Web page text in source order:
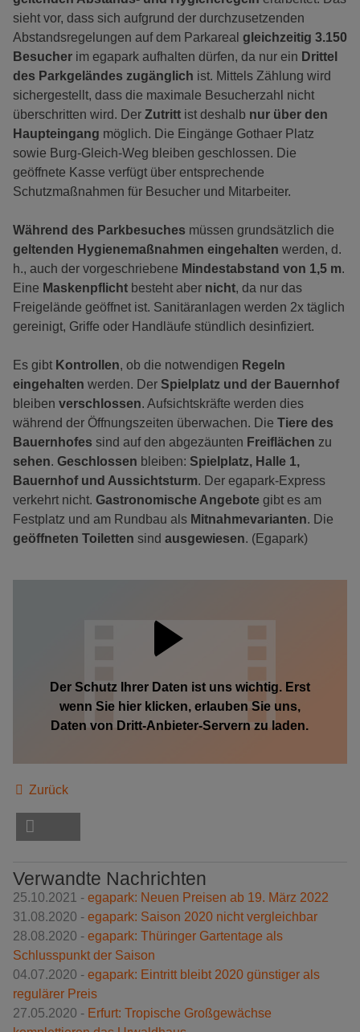
sieht vor, dass sich aufgrund der durchzusetzenden
Abstandsregelungen auf dem Parkareal gleichzeitig 3.150
Besucher im egapark aufhalten dürfen, da nur ein Drittel
des Parkgeländes zugänglich ist. Mittels Zählung wird
sichergestellt, dass die maximale Besucherzahl nicht
überschritten wird. Der Zutritt ist deshalb nur über den
Haupteingang möglich. Die Eingänge Gothaer Platz
sowie Burg-Gleich-Weg bleiben geschlossen. Die
geöffnete Kasse verfügt über entsprechende
Schutzmaßnahmen für Besucher und Mitarbeiter.
Während des Parkbesuches müssen grundsätzlich die
geltenden Hygienemaßnahmen eingehalten werden, d.
h., auch der vorgeschriebene Mindestabstand von 1,5 m.
Eine Maskenpflicht besteht aber nicht, da nur das
Freigelände geöffnet ist. Sanitäranlagen werden 2x täglich
gereinigt, Griffe oder Handläufe stündlich desinfiziert.
Es gibt Kontrollen, ob die notwendigen Regeln
eingehalten werden. Der Spielplatz und der Bauernhof
bleiben verschlossen. Aufsichtskräfte werden dies
während der Öffnungszeiten überwachen. Die Tiere des
Bauernhofes sind auf den abgezäunten Freiflächen zu
sehen. Geschlossen bleiben: Spielplatz, Halle 1,
Bauernhof und Aussichtsturm. Der egapark-Express
verkehrt nicht. Gastronomische Angebote gibt es am
Festplatz und am Rundbau als Mitnahmevarianten. Die
geöffneten Toiletten sind ausgewiesen. (Egapark)
Der Schutz Ihrer Daten ist uns wichtig. Erst
wenn Sie hier klicken, erlauben Sie uns,
Daten von Dritt-Anbieter-Servern zu laden.
Zurück
Verwandte Nachrichten
25.10.2021 - egapark: Neuen Preisen ab 19. März 2022
31.08.2020 - egapark: Saison 2020 nicht vergleichbar
28.08.2020 - egapark: Thüringer Gartentage als
Schlusspunkt der Saison
04.07.2020 - egapark: Eintritt bleibt 2020 günstiger als
regulärer Preis
27.05.2020 - Erfurt: Tropische Großgewächse